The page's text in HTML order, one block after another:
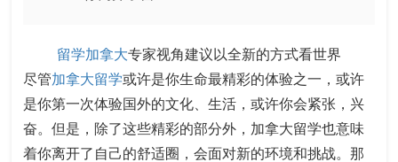
留学加拿大专家视角建议以全新的方式看世界
尽管加拿大留学或许是你生命最精彩的体验之一，或许
是你第一次体验国外的文化、生活，或许你会紧张，兴
奋。但是，除了这些精彩的部分外，加拿大留学也意味
着你离开了自己的舒适圈，会面对新的环境和挑战。那